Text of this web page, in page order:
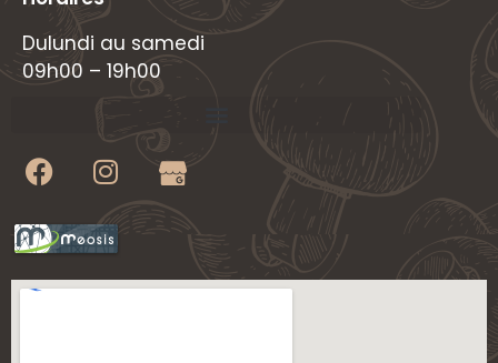
Dulundi au samedi
09h00 – 19h00